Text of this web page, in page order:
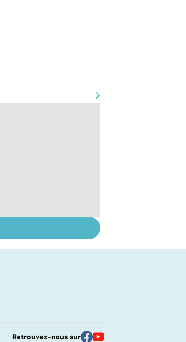
passage à l'acte
Retrouvez-nous sur